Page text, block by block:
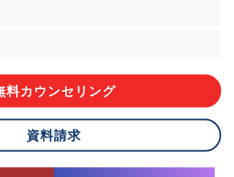
問合せ窓口
v.co.jp
情報を提供されるかどうかは任意による
ります。
分析した情報とその利用について
るデータ・マネジメント・プラットフォ
料カウンセリング
資料請求